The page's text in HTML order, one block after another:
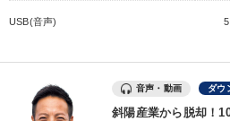
USB(音声)
音声・動画 ダウ
斜陽産業から脱却！